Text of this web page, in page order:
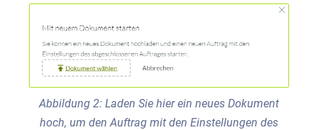
Abbildung 2: Laden Sie hier ein neues Dokument
hoch, um den Auftrag mit den Einstellungen des